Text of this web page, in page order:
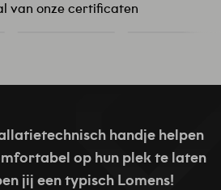
van onze certificaten
handje helpen
op hun plek te laten
jij een typisch Lomens!